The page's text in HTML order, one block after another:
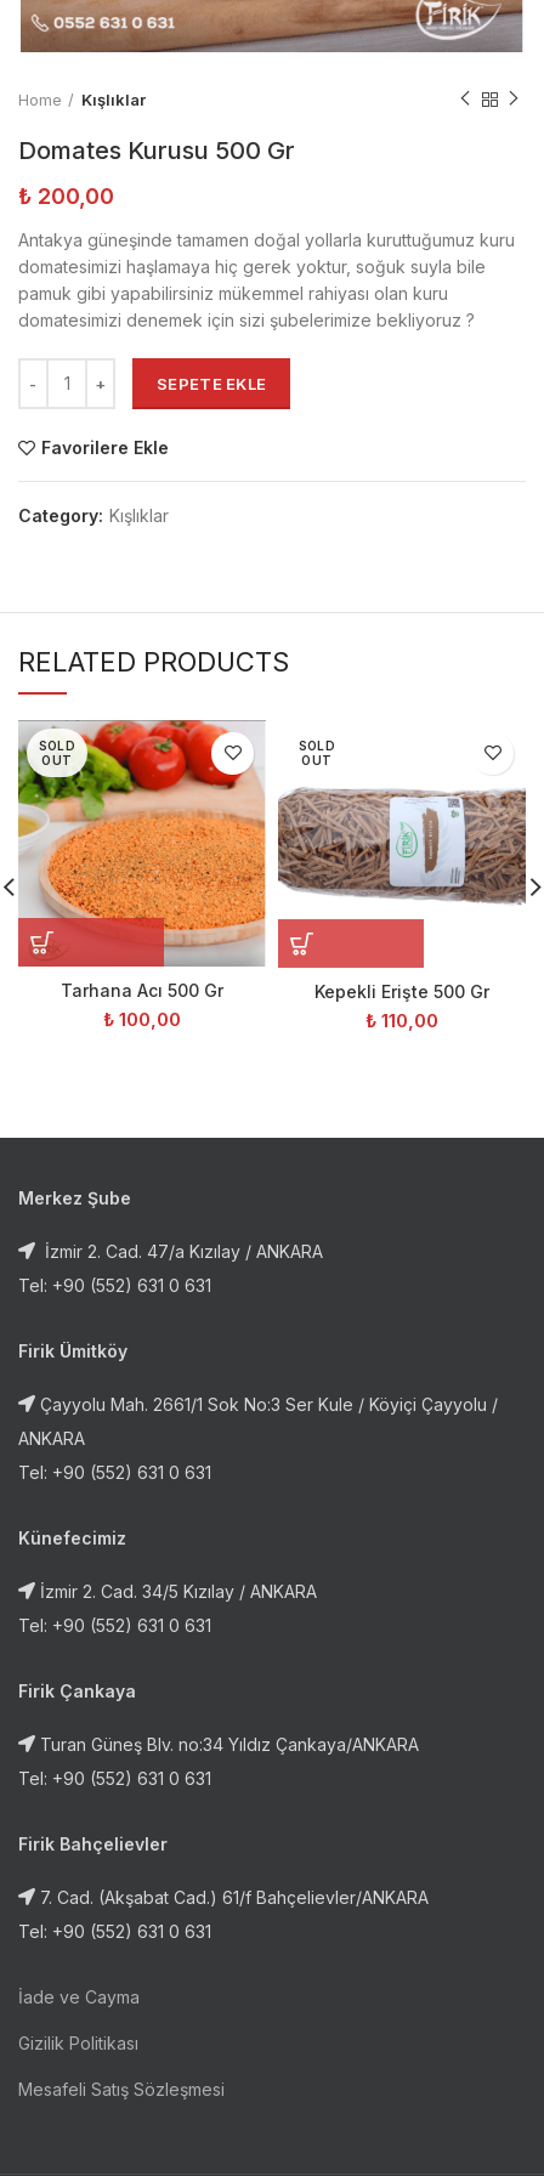
Home Kışlıklar
Domates Kurusu 500 Gr
₺ 200,00
Antakya güneşinde tamamen doğal yollarla kuruttuğumuz kuru
domatesimizi haşlamaya hiç gerek yoktur, soğuk suyla bile
pamuk gibi yapabilirsiniz mükemmel rahiyası olan kuru
domatesimizi denemek için sizi şubelerimize bekliyoruz ?
SEPETE EKLE
Favorilere Ekle
Category: Kışlıklar
RELATED PRODUCTS
SOLD
OUT
Tarhana Acı 500 Gr
₺ 100,00
SOLD
OUT
Kepekli Erişte 500 Gr
₺ 110,00
Merkez Şube
İzmir 2. Cad. 47/a Kızılay / ANKARA
Tel: +90 (552) 631 0 631
Firik Ümitköy
Çayyolu Mah. 2661/1 Sok No:3 Ser Kule / Köyiçi Çayyolu /
ANKARA
Tel: +90 (552) 631 0 631
Künefecimiz
İzmir 2. Cad. 34/5 Kızılay / ANKARA
Tel: +90 (552) 631 0 631
Firik Çankaya
Turan Güneş Blv. no:34 Yıldız Çankaya/ANKARA
Tel: +90 (552) 631 0 631
Firik Bahçelievler
7. Cad. (Akşabat Cad.) 61/f Bahçelievler/ANKARA
Tel: +90 (552) 631 0 631
İade ve Cayma
Gizilik Politikası
Mesafeli Satış Sözleşmesi